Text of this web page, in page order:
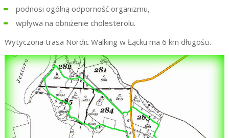
podnosi ogólną odporność organizmu,
wpływa na obniżenie cholesterolu.
Wytyczona trasa Nordic Walking w Łącku ma 6 km długości.